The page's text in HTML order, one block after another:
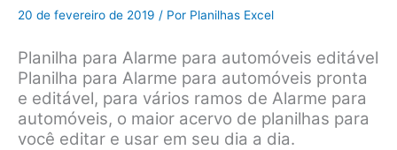
20 de fevereiro de 2019 / Por Planilhas Excel
Planilha para Alarme para automóveis editável
Planilha para Alarme para automóveis pronta
e editável, para vários ramos de Alarme para
automóveis, o maior acervo de planilhas para
você editar e usar em seu dia a dia.